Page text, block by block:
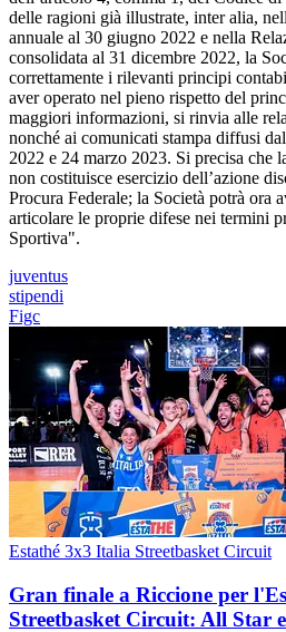
delle ragioni già illustrate, inter alia,
annuale al 30 giugno 2022 e nella
consolidata al 31 dicembre 2022, la
correttamente i rilevanti principi
aver operato nel pieno rispetto del
maggiori informazioni, si rinvia alle
nonché ai comunicati stampa diffusi
2022 e 24 marzo 2023. Si precisa che
non costituisce esercizio dell’azione
Procura Federale; la Società potrà ora
articolare le proprie difese nei termini
Sportiva".
juventus
stipendi
Figc
Estathé 3x3 Italia Streetbasket Circuit
Gran finale a Riccione per
Streetbasket Circuit: All Star